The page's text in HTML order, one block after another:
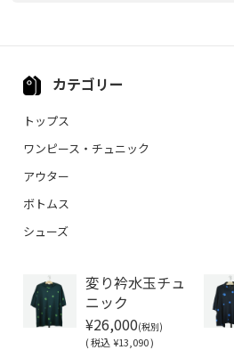
カテゴリー
トップス
ワンピース・チュニック
アウター
ボトムス
シューズ
変り衿水玉チュ
ニック
¥26,000(税別)
(税込¥13,090 )